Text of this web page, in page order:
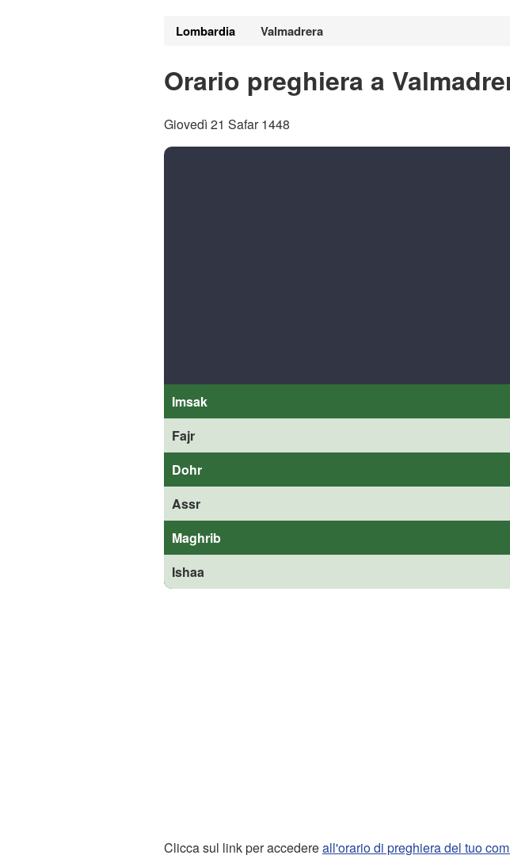
Lombardia Valmadrera
Orario preghiera a
Giovedì 21 Safar 1448
Imsak
Fajr
Dohr
Assr
Maghrib
Ishaa
Clicca sul link per accedereall'orario di preghiera del tuo